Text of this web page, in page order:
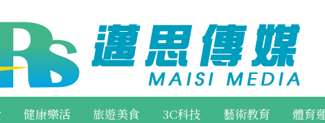
健康樂活 旅遊美食 3C科技 藝術教育 體育